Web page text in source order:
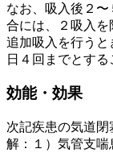
なお、吸入後２
合には、２吸入
追加吸入を行うと
日４回までとする
効能・効果
次記疾患の気道
解：１）気管支喘